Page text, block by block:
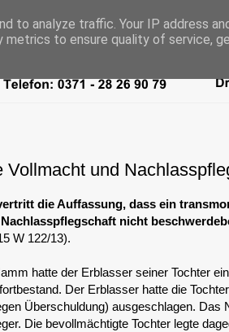
Vollmacht und
die Auffassung, dass ein
nicht
W 122/13).
hatte der Erblasser seiner Tochter
Der Erblasser hatte die
Überschuldung) ausgeschlagen. Das
Die bevollmächtigte Tochter legte
to analyze traffic. Your IP address
to ensure quality of service,